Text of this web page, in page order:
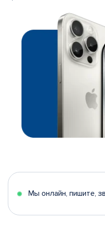
Мы онлайн, пишите,